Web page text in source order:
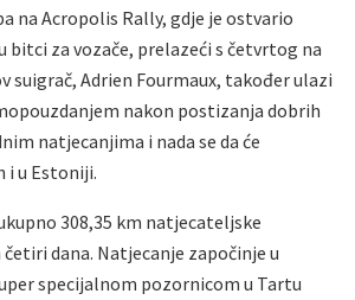
na Acropolis Rally, gdje je ostvario
bitci za vozače, prelazeći s četvrtog na
suigrač, Adrien Fourmaux, također ulazi
nakon postizanja dobrih
natjecanjima i nada se da će
i u Estoniji.
308,35 km natjecateljske
dana. Natjecanje započinje u
specijalnom pozornicom u Tartu